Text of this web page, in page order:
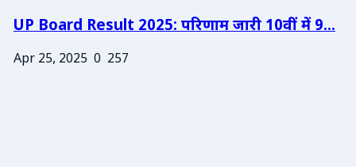
UP Board Result 2025: परिणाम जारी 10वीं में 9...
Apr 25, 2025 0 257